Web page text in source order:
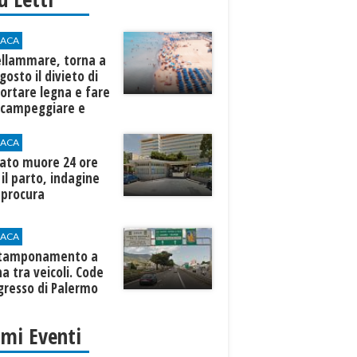
torna a
il divieto di
legna e fare
e
muore 24 ore
parto, indagine
a
tra veicoli. Code
di Palermo
Eventi